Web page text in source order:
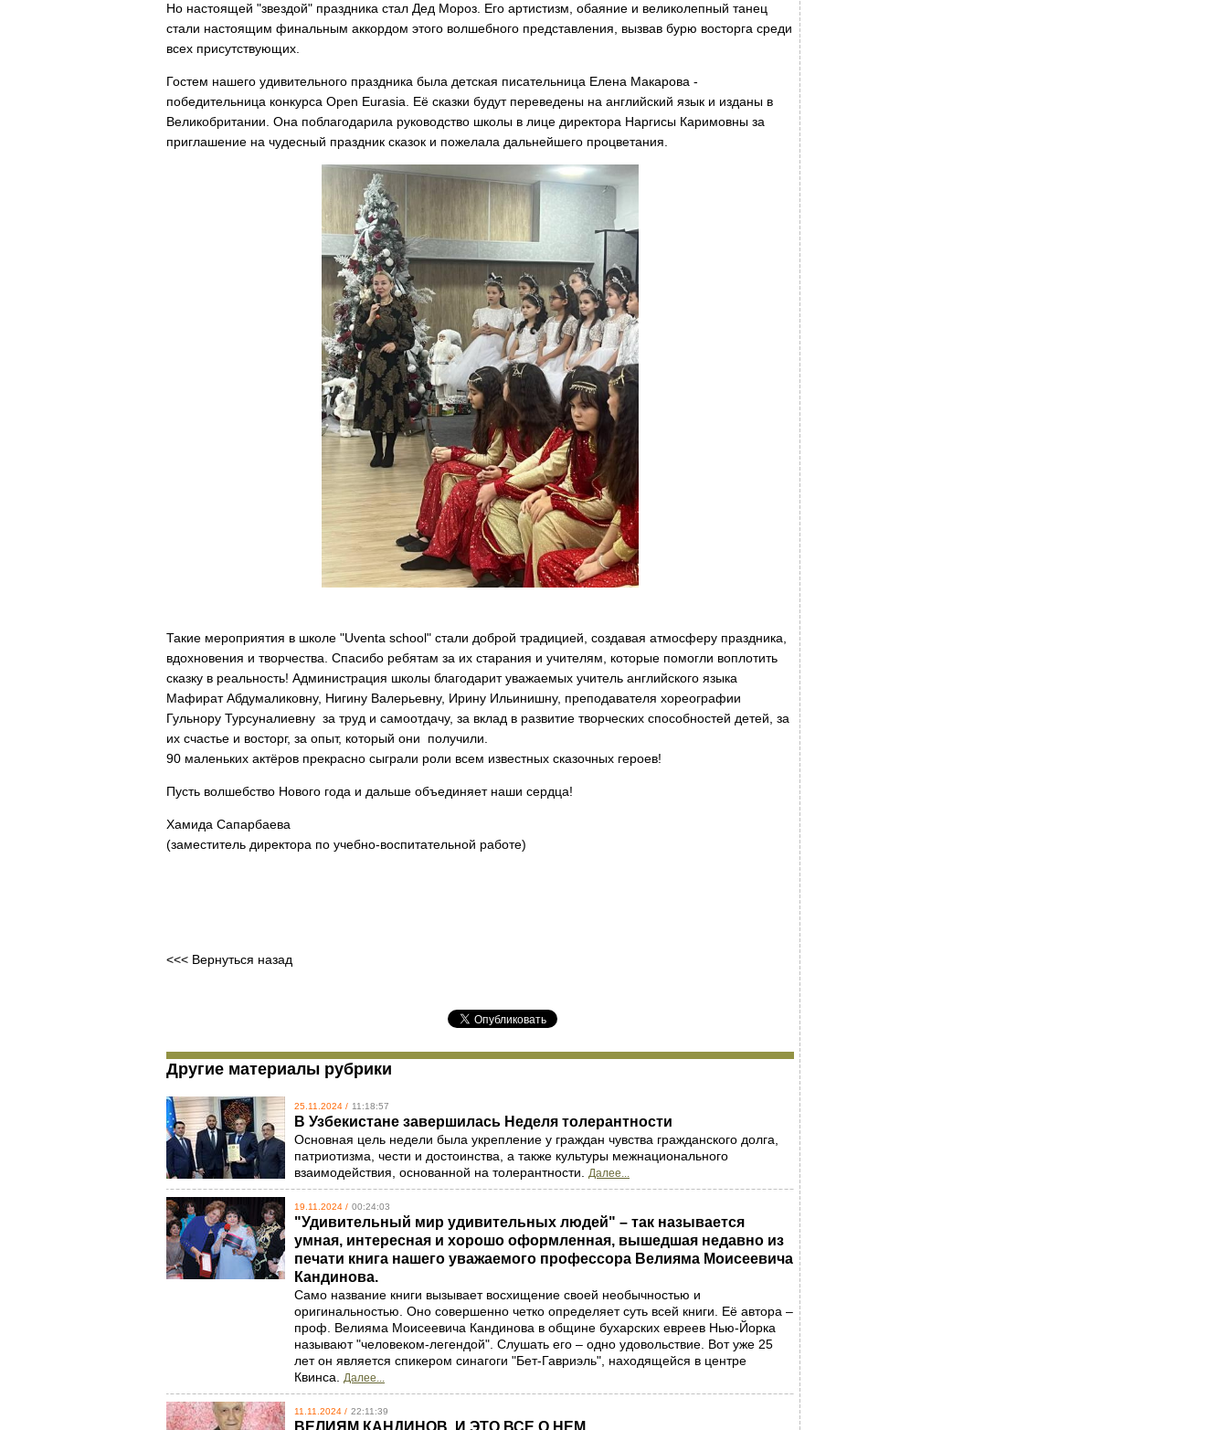
Но настоящей "звездой" праздника стал Дед Мороз. Его артистизм, обаяние и великолепный танец
стали настоящим финальным аккордом этого волшебного представления, вызвав бурю восторга среди
всех присутствующих.
Гостем нашего удивительного праздника была детская писательница Елена Макарова -
победительница конкурса Open Eurasia. Её сказки будут переведены на английский язык и изданы в
Великобритании. Она поблагодарила руководство школы в лице директора Наргисы Каримовны за
приглашение на чудесный праздник сказок и пожелала дальнейшего процветания.
Такие мероприятия в школе "Uventa school" стали доброй традицией, создавая атмосферу праздника,
вдохновения и творчества. Спасибо ребятам за их старания и учителям, которые помогли воплотить
сказку в реальность! Администрация школы благодарит уважаемых учитель английского языка
Мафират Абдумаликовну, Нигину Валерьевну, Ирину Ильинишну, преподавателя хореографии
Гульнору Турсуналиевну за труд и самоотдачу, за вклад в развитие творческих способностей детей, за
их счастье и восторг, за опыт, который они получили.
90 маленьких актёров прекрасно сыграли роли всем известных сказочных героев!
Пусть волшебство Нового года и дальше объединяет наши сердца!
Хамида Сапарбаева
(заместитель директора по учебно-воспитательной работе)
<<< Вернуться назад
Другие материалы рубрики
25.11.2024 / 11:18:57
В Узбекистане завершилась Неделя толерантности
Основная цель недели была укрепление у граждан чувства гражданского долга,
патриотизма, чести и достоинства, а также культуры межнационального
взаимодействия, основанной на толерантности. Далее...
19.11.2024 / 00:24:03
"Удивительный мир удивительных людей" – так называется
умная, интересная и хорошо оформленная, вышедшая недавно из
печати книга нашего уважаемого профессора Велияма Моисеевича
Кандинова.
Само название книги вызывает восхищение своей необычностью и
оригинальностью. Оно совершенно четко определяет суть всей книги. Её автора –
проф. Велияма Моисеевича Кандинова в общине бухарских евреев Нью-Йорка
называют "человеком-легендой". Слушать его – одно удовольствие. Вот уже 25
лет он является спикером синагоги "Бет-Гавриэль", находящейся в центре
Квинса. Далее...
11.11.2024 / 22:11:39
ВЕЛИЯМ КАНДИНОВ. И ЭТО ВСЕ О НЕМ